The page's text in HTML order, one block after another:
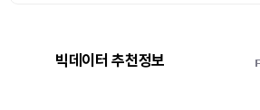
빅데이터 추천정보